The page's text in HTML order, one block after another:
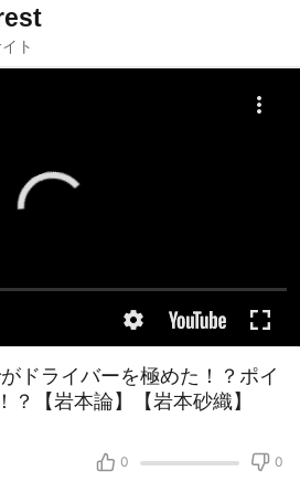
ト
ドライバーを極めた！？ポイ
？【岩本論】【岩本砂織】
0 0